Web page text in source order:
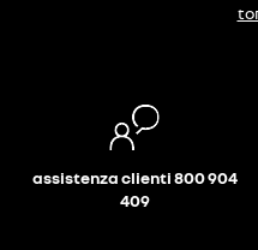
assistenza clienti 800 904
409